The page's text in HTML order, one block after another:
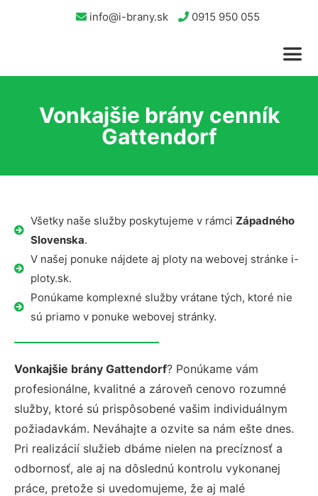
info@i-brany.sk 0915 950 055
Vonkajšie brány cenník
Gattendorf
Všetky naše služby poskytujeme v rámci Západného
Slovenska.
V našej ponuke nájdete aj ploty na webovej stránke i-
ploty.sk.
Ponúkame komplexné služby vrátane tých, ktoré nie
sú priamo v ponuke webovej stránky.
Vonkajšie brány Gattendorf? Ponúkame vám
profesionálne, kvalitné a zároveň cenovo rozumné
služby, ktoré sú prispôsobené vašim individuálnym
požiadavkám. Neváhajte a ozvite sa nám ešte dnes.
Pri realizácií služieb dbáme nielen na precíznosť a
odbornosť, ale aj na dôslednú kontrolu vykonanej
práce, pretože si uvedomujeme, že aj malé